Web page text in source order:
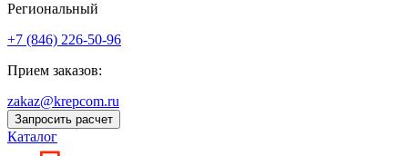
Региональный
+7 (846) 226-50-96
Прием заказов:
zakaz@krepcom.ru
Запросить расчет
Каталог